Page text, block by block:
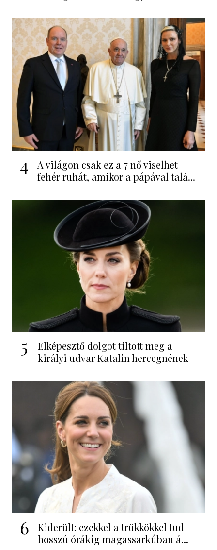
4
A világon csak ez a 7 nő viselhet
fehér ruhát, amikor a pápával talá...
5
Elképesztő dolgot tiltott meg a
királyi udvar Katalin hercegnének
6
Kiderült: ezekkel a trükkökkel tud
hosszú órákig magassarkúban á...